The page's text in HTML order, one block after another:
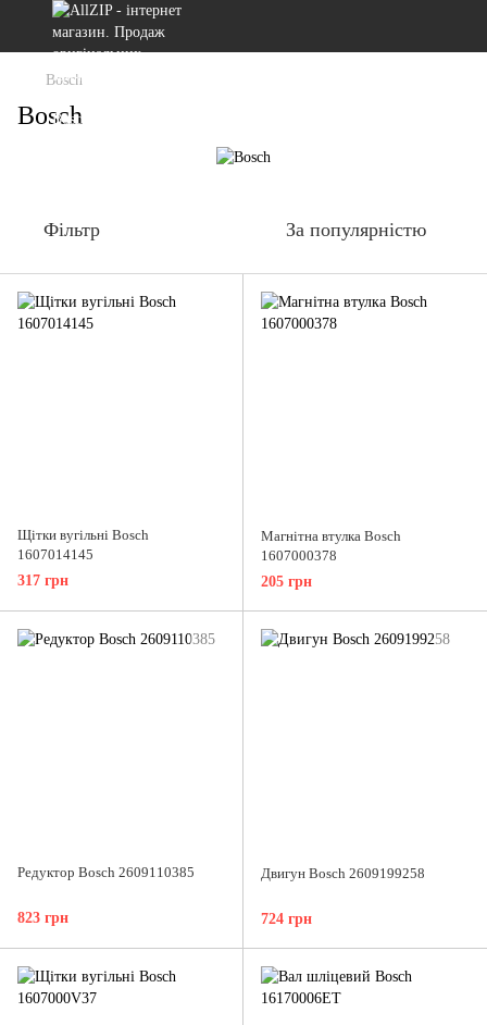
Bosch
Bosch
Фільтр За популярністю
Щітки вугільні Bosch
1607014145
317 грн
Магнітна втулка Bosch
1607000378
205 грн
Редуктор Bosch 2609110385
823 грн
Двигун Bosch 2609199258
724 грн